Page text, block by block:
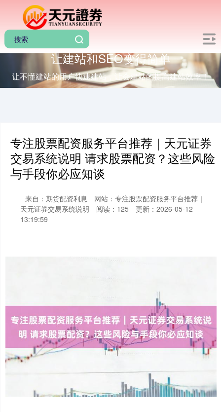
让建站和SEO变得简单
让不懂建站的用户快速建站，让会建站的提高建站效率！
专注股票配资服务平台推荐｜天元证券
交易系统说明 请求股票配资？这些风险
与手段你必应知谈
来自：期货配资利息
网站：专注股票配资服务平台推荐｜
天元证券交易系统说明
阅读：125
更新：2026-05-12
13:19:59